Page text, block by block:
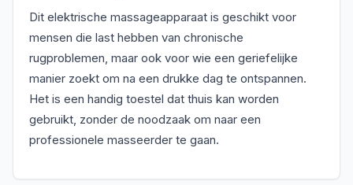
Dit elektrische massageapparaat is geschikt voor
mensen die last hebben van chronische
rugproblemen, maar ook voor wie een geriefelijke
manier zoekt om na een drukke dag te ontspannen.
Het is een handig toestel dat thuis kan worden
gebruikt, zonder de noodzaak om naar een
professionele masseerder te gaan.